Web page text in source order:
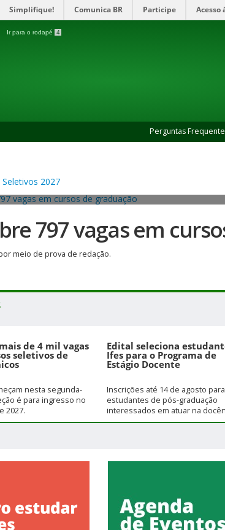
Simplifique! Comunica BR Participe Acesso
Ir para o rodapé 4
Perguntas
797 vagas em
meio de prova de redação.
de 4 mil vagas
seletivos de
nesta segunda-
é para ingresso no
2027.
Edital seleciona
Ifes para o Programa de
Estágio Docente
Inscrições até 14 de agosto para
estudantes de pós-graduação
interessados em atuar na